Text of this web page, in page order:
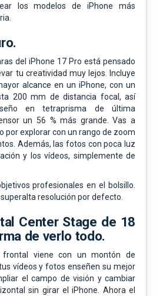
los modelos de iPhone más
del iPhone 17 Pro está pensado
tu creatividad muy lejos. Incluye
alcance en un iPhone, con un
200 mm de distancia focal, así
en tetraprisma de última
un 56 % más grande. Vas a
por explorar con un rango de zoom
Además, las fotos con poca luz
y los vídeos, simplemente de
profesionales en el bolsillo.
resolución por defecto.
Center Stage de 18
de verlo todo.
frontal viene con un montón de
vídeos y fotos enseñen su mejor
el campo de visión y cambiar
sin girar el iPhone. Ahora el